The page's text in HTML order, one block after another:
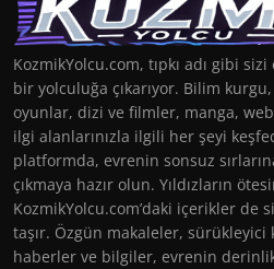
KozmikYolcu.com, tıpkı adı gibi
bir yolculuğa çıkarıyor. Bilim
oyunlar, dizi ve filmler, manga,
ilgi alanlarınızla ilgili her şeyi
platformda, evrenin sonsuz
çıkmaya hazır olun. Yıldızların
KozmikYolcu.com’daki içerikler de
taşır. Özgün makaleler,
haberler ve bilgiler, evrenin